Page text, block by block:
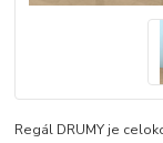
Regál DRUMY je